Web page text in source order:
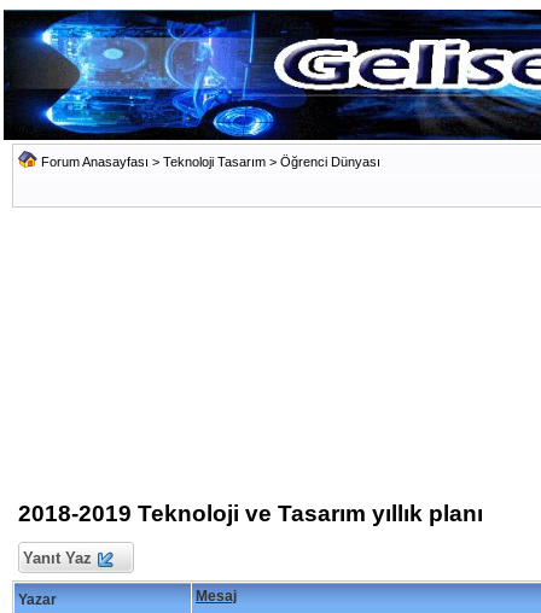
Forum Anasayfası > Teknoloji Tasarım > Öğrenci Dünyası
2018-2019 Teknoloji ve Tasarım yıllık planı
Yanıt Yaz
Yazar Mesaj